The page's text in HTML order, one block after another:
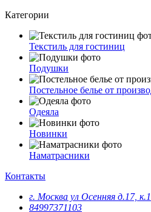
Категории
Текстиль для гостиниц
Подушки
Постельное белье от
Одеяла
Новинки
Наматрасники
Контакты
г. Москва ул Осенняя д.17, к.1
84997371103